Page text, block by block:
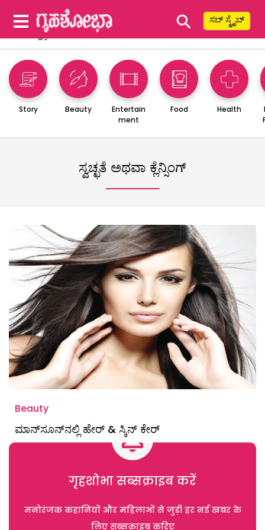
⚲ ಸಬ್ ಸ್ಕ್ರೈಬ್
Story Beauty
Entertain
ment
Food Health
ಸ್ವಚ್ಛತೆ ಅಥವಾ ಕ್ಲೆನ್ಸಿಂಗ್‌
Beauty
ಮಾನ್‌ಸೂನ್‌ನಲ್ಲಿ ಹೇರ್‌ & ಸ್ಕಿನ್‌ ಕೇರ್‌
गृहशोभा सब्सक्राइब करें
मनोरंजक कहानियों और महिलाओं से जुड़ी हर नई खबर के
लिए सब्सक्राइब करिए